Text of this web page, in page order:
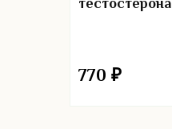
770 ₽